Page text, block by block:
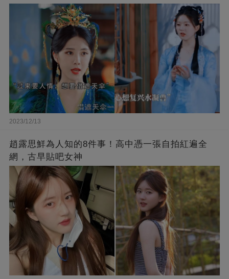
2023/12/13
趙露思鮮為人知的8件事！高中憑一張自拍紅遍全
網，古早貼吧女神